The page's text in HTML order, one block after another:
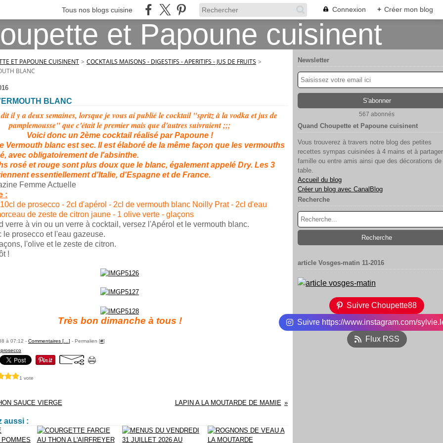
Tous nos blogs cuisine Connexion + Créer mon blog
ET PAPOUNE CUISINENT > COCKTAILS MAISONS - DIGESTIFS - APERITIFS - JUS DE FRUITS >
BLANC
BLANC
il y a deux semaines, lorsque je vous ai publié le cocktail "spritz à la vodka et jus de
pamplemousse" que c'était le premier mais que d'autres suivraient ;;;
Voici donc un 2ème cocktail réalisé par Papoune !
Vermouth blanc est sec. Il est élaboré de la même façon que les vermouths
avec obligatoirement de l'absinthe.
rosé et rouge sont plus doux que le blanc, également appelé Dry. Les 3
essentiellement d'Italie, d'Espagne et de France.
Femme Actuelle
:
de prosecco - 2cl d'apérol - 2cl de vermouth blanc Noilly Prat - 2cl d'eau
de zeste de citron jaune - 1 olive verte - glaçons
verre à vin ou un verre à cocktail, versez l'Apérol et le vermouth blanc.
le prosecco et l'eau gazeuse.
l'olive et le zeste de citron.
!
Très bon dimanche à tous !
à 07:12 - Commentaires [ ] - Permalien [#]
1 vote
SAUCE VIERGE LAPIN A LA MOUTARDE DE MAMIE
aussi :
Newsletter
567 abonnés
Quand Choupette et Papoune cuisinent
Vous trouverez à travers notre blog des petites
recettes sympas cuisinées à 4 mains et à
famille ou entre amis ainsi que des décorations de
table.
Accueil du blog
Créer un blog avec CanalBlog
Recherche
article Vosges-matin 11-2016
Suivre Choupette88
Suivre https://www.instagram.com/
Flux RSS